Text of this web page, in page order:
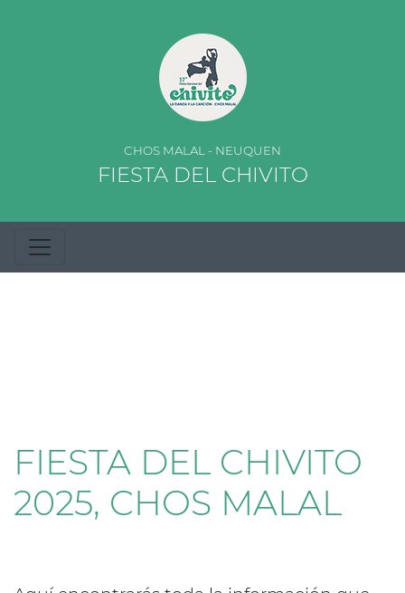
CHOS MALAL - NEUQUEN
FIESTA DEL CHIVITO
FIESTA DEL CHIVITO
2025, CHOS MALAL